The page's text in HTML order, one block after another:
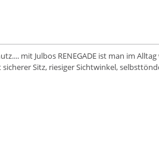
mit Julbos RENEGADE ist man im
Sitz, riesiger Sichtwinkel,